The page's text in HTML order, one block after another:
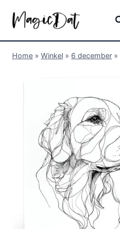
Home » Winkel » 6 december »